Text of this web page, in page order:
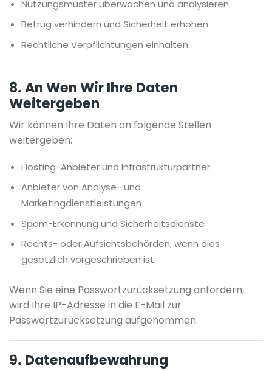
Nutzungsmuster überwachen und analysieren
Betrug verhindern und Sicherheit erhöhen
Rechtliche Verpflichtungen einhalten
8. An Wen Wir Ihre Daten
Weitergeben
Wir können Ihre Daten an folgende Stellen
weitergeben:
Hosting-Anbieter und Infrastrukturpartner
Anbieter von Analyse- und
Marketingdienstleistungen
Spam-Erkennung und Sicherheitsdienste
Rechts- oder Aufsichtsbehörden, wenn dies
gesetzlich vorgeschrieben ist
Wenn Sie eine Passwortzurücksetzung anfordern,
wird Ihre IP-Adresse in die E-Mail zur
Passwortzurücksetzung aufgenommen.
9. Datenaufbewahrung